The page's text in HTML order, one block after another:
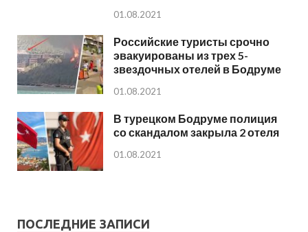
01.08.2021
Российские туристы срочно
эвакуированы из трех 5-
звездочных отелей в Бодруме
01.08.2021
В турецком Бодруме полиция
со скандалом закрыла 2 отеля
01.08.2021
ПОСЛЕДНИЕ ЗАПИСИ